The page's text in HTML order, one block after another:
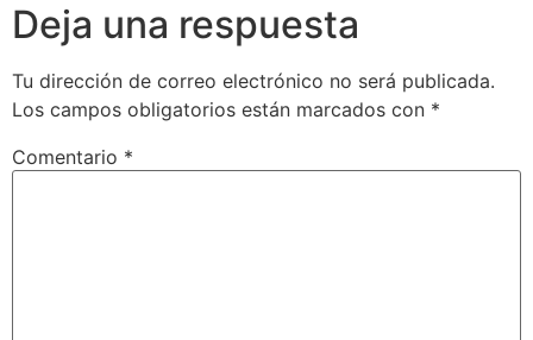
Deja una respuesta
Tu dirección de correo electrónico no será publicada.
Los campos obligatorios están marcados con *
Comentario *